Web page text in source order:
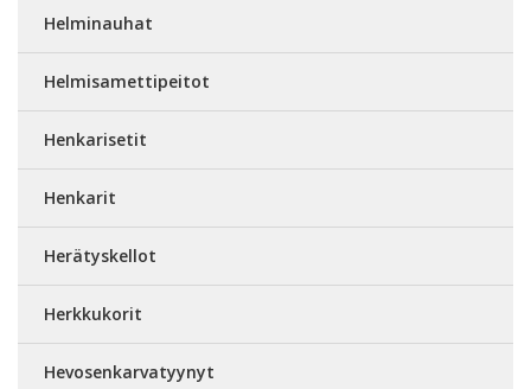
Helminauhat
Helmisamettipeitot
Henkarisetit
Henkarit
Herätyskellot
Herkkukorit
Hevosenkarvatyynyt